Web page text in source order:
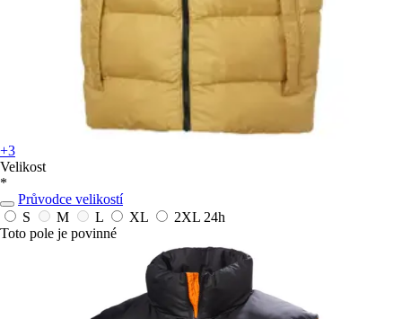
+3
Velikost
*
Průvodce velikostí
S
M L XL 2XL 24h
Toto pole je povinné